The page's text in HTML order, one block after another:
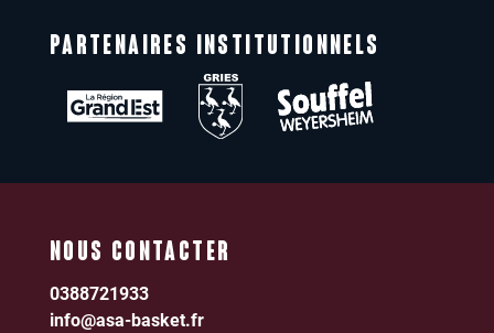
PARTENAIRES INSTITUTIONNELS
NOUS CONTACTER
0388721933
info@asa-basket.fr